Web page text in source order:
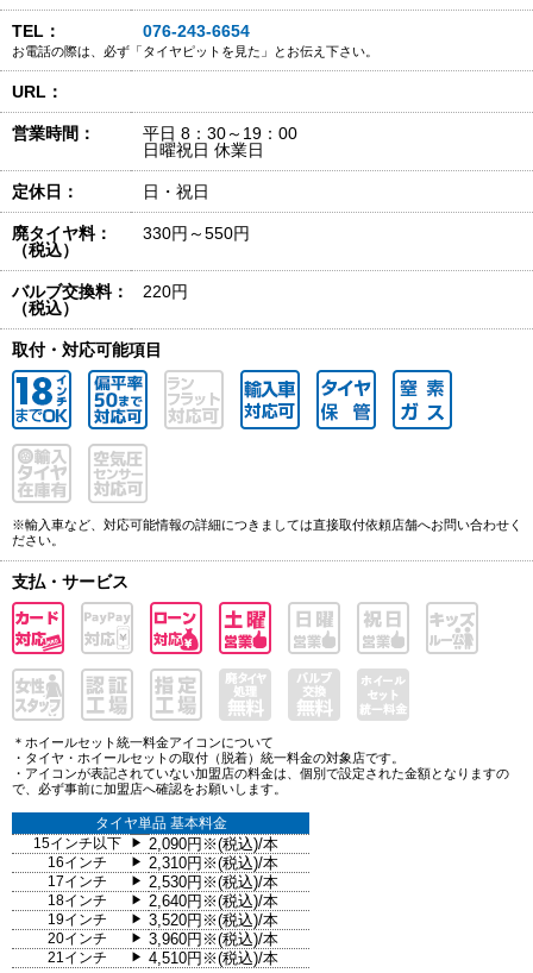
TEL： 076-243-6654
お電話の際は、必ず「タイヤピットを見た」とお伝え下さい。
URL：
営業時間：
平日 8：30～19：00
日曜祝日 休業日
定休日： 日・祝日
廃タイヤ料：
（税込）
330円～550円
バルブ交換料：
（税込）
220円
取付・対応可能項目
※輸入車など、対応可能情報の詳細につきましては直接取付依頼店舗へお問い合わせく
ださい。
支払・サービス
＊ホイールセット統一料金アイコンについて
・タイヤ・ホイールセットの取付（脱着）統一料金の対象店です。
・アイコンが表記されていない加盟店の料金は、個別で設定された金額となりますの
で、必ず事前に加盟店へ確認をお願いします。
タイヤ単品 基本料金
15インチ以下
▶ 2,090円※(税込)/本
16インチ ▶ 2,310円※(税込)/本
17インチ ▶ 2,530円※(税込)/本
18インチ ▶ 2,640円※(税込)/本
19インチ ▶ 3,520円※(税込)/本
20インチ ▶ 3,960円※(税込)/本
21インチ ▶ 4,510円※(税込)/本